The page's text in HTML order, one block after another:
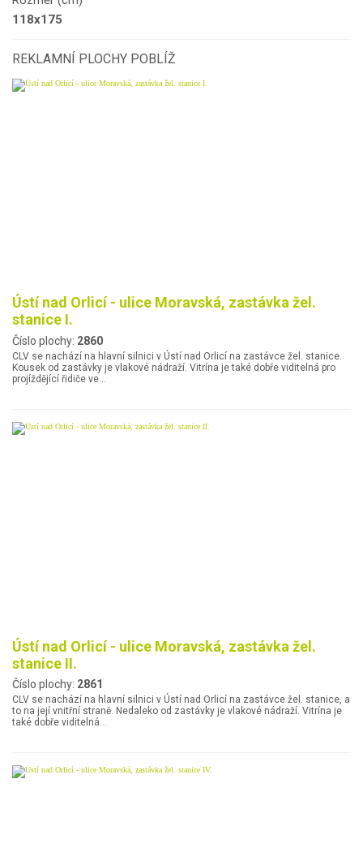
118x175
REKLAMNÍ PLOCHY POBLÍŽ
Ústí nad Orlicí - ulice Moravská, zastávka žel.
stanice I.
Číslo plochy: 2860
CLV se nachází na hlavní silnici v Ústí nad Orlicí na zastávce žel. stanice.
Kousek od zastávky je vlakové nádraží. Vitrína je také dobře viditelná pro
projíždějící řidiče ve…
Ústí nad Orlicí - ulice Moravská, zastávka žel.
stanice II.
Číslo plochy: 2861
CLV se nachází na hlavní silnici v Ústí nad Orlicí na zastávce žel. stanice, a
to na její vnitřní straně. Nedaleko od zastávky je vlakové nádraží. Vitrína je
také dobře viditelná…